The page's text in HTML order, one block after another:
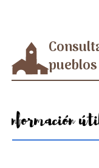
pueblos
Información